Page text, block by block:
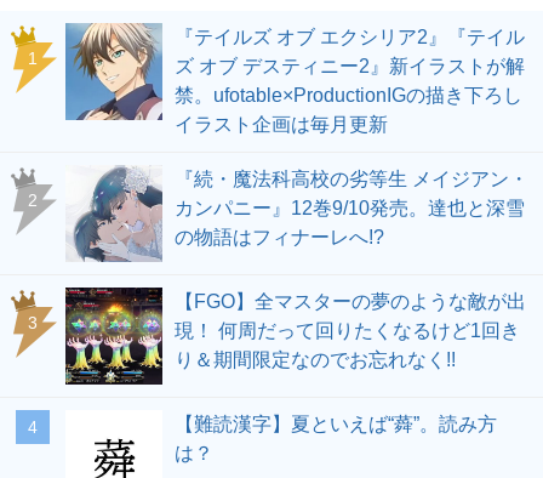
1
『テイルズ オブ エクシリア2』『テイル
ズ オブ デスティニー2』新イラストが解
禁。ufotable×ProductionIGの描き下ろし
イラスト企画は毎月更新
2
『続・魔法科高校の劣等生 メイジアン・
カンパニー』12巻9/10発売。達也と深雪
の物語はフィナーレへ!?
3
【FGO】全マスターの夢のような敵が出
現！ 何周だって回りたくなるけど1回き
り＆期間限定なのでお忘れなく!!
4
【難読漢字】夏といえば“蕣”。読み方
は？